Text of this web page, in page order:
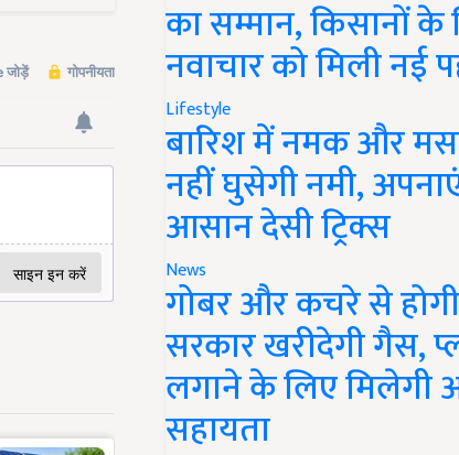
का सम्मान, किसानों के
नवाचार को मिली नई
Lifestyle
बारिश में नमक और
नहीं घुसेगी नमी,
आसान देसी ट्रिक्स
News
गोबर और कचरे से
सरकार खरीदेगी गैस,
लगाने के लिए मिलेगी
सहायता